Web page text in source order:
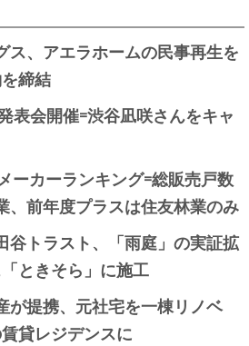
ス、アエラホームの民事再生を
締結
表会開催=渋谷凪咲さんをキャ
ーカーランキング=総販売戸数
、前年度プラスは住友林業のみ
谷トラスト、「雨庭」の実証拡
ときそら」に施工
が提携、元社宅を一棟リノベ
貸レジデンスに